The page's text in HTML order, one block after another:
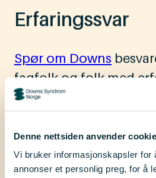
Denne nettsiden anvender
Vi bruker informasjonskapsler for
annonser et personlig preg, for å
Erfaringssvar
Spør om Downs
fagfolk og folk med
med Downs syndrom.
Far til sønn (26) med